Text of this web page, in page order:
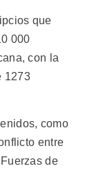
que
000
con la
1273
como
entre
de